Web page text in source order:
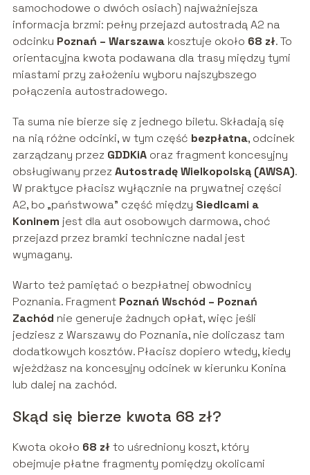
samochodowe o dwóch osiach) najważniejsza
informacja brzmi: pełny przejazd autostradą A2 na
odcinku Poznań – Warszawakosztuje około 68 zł. To
orientacyjna kwota podawana dla trasy między tymi
miastami przy założeniu wyboru najszybszego
połączenia autostradowego.
Ta suma nie bierze się z jednego biletu. Składają się
na nią różne odcinki, w tym część bezpłatna, odcinek
zarządzany przez GDDKiAoraz fragment koncesyjny
obsługiwany przez Autostradę Wielkopolską (AWSA).
W praktyce płacisz wyłącznie na prywatnej części
A2, bo „państwowa” część między Siedlcami a
Koninem jest dla aut osobowych darmowa, choć
przejazd przez bramki techniczne nadal jest
wymagany.
Warto też pamiętać o bezpłatnej obwodnicy
Poznania. Fragment Poznań Wschód – Poznań
Zachód nie generuje żadnych opłat, więc jeśli
jedziesz z Warszawy do Poznania, nie doliczasz tam
dodatkowych kosztów. Płacisz dopiero wtedy, kiedy
wjeżdżasz na koncesyjny odcinek w kierunku Konina
lub dalej na zachód.
Skąd się bierze kwota 68 zł?
Kwota około 68 złto uśredniony koszt, który
obejmuje płatne fragmenty pomiędzy okolicami